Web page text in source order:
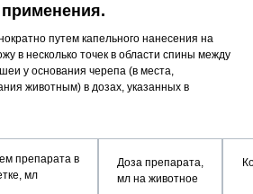
путем капельного нанесения на
в несколько точек в области спины между
у основания черепа (в места,
животным) в дозах, указанных в
препарата в
мл
Доза препарата,
мл на животное